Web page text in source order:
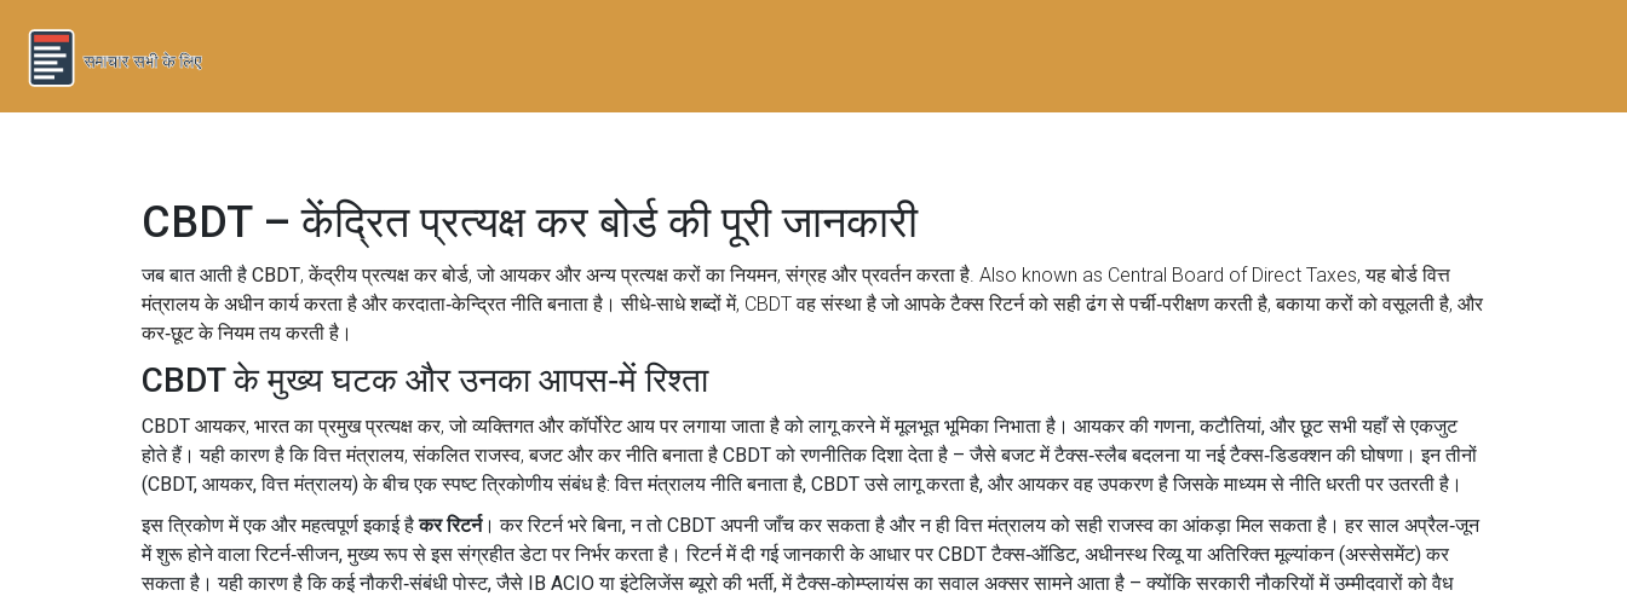
CBDT – केंद्रित प्रत्यक्ष कर बोर्ड की पूरी जानकारी
जब बात आती है CBDT,केंद्रीय प्रत्यक्ष कर बोर्ड, जो आयकर और अन्य प्रत्यक्ष करों का नियमन, संग्रह और प्रवर्तन करता है . Also known as Central Board of Direct Taxes, यह बोर्ड वित्त
मंत्रालय के अधीन कार्य करता है और करदाता‑केन्द्रित नीति बनाता है। सीधे‑साधे शब्दों में, CBDT वह संस्था है जो आपके टैक्स रिटर्न को सही ढंग से पर्ची‑परीक्षण करती है, बकाया करों को वसूलती है, और
कर‑छूट के नियम तय करती है।
CBDT के मुख्य घटक और उनका आपस‑में रिश्ता
CBDT आयकर, भारत का प्रमुख प्रत्यक्ष कर, जो व्यक्तिगत और कॉर्पोरेट आय पर लगाया जाता हैको लागू करने में मूलभूत भूमिका निभाता है। आयकर की गणना, कटौतियां, और छूट सभी यहाँ से एकजुट
होते हैं। यही कारण है किवित्त मंत्रालय,संकलित राजस्व, बजट और कर नीति बनाता है CBDT को रणनीतिक दिशा देता है – जैसे बजट में टैक्स‑स्लैब बदलना या नई टैक्स‑डिडक्शन की घोषणा। इन तीनों
(CBDT, आयकर, वित्त मंत्रालय) के बीच एक स्पष्ट त्रिकोणीय संबंध है: वित्त मंत्रालय नीति बनाता है, CBDT उसे लागू करता है, और आयकर वह उपकरण है जिसके माध्यम से नीति धरती पर उतरती है।
इस त्रिकोण में एक और महत्वपूर्ण इकाई हैकर रिटर्न। कर रिटर्न भरे बिना, न तो CBDT अपनी जाँच कर सकता है और न ही वित्त मंत्रालय को सही राजस्व का आंकड़ा मिल सकता है। हर साल अप्रैल‑जून
में शुरू होने वाला रिटर्न‑सीजन, मुख्य रूप से इस संग्रहीत डेटा पर निर्भर करता है। रिटर्न में दी गई जानकारी के आधार पर CBDT टैक्स‑ऑडिट, अधीनस्थ रिव्यू या अतिरिक्त मूल्यांकन (अस्सेसमेंट) कर
सकता है। यही कारण है कि कई नौकरी‑संबंधी पोस्ट, जैसे IB ACIO या इंटेलिजेंस ब्यूरो की भर्ती, में टैक्स‑कोम्प्लायंस का सवाल अक्सर सामने आता है – क्योंकि सरकारी नौकरियों में उम्मीदवारों को वैध